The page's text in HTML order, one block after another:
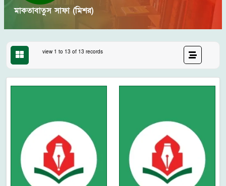
মাকতাবাতুস সাফা (মিশর)
view 1 to 13 of 13 records